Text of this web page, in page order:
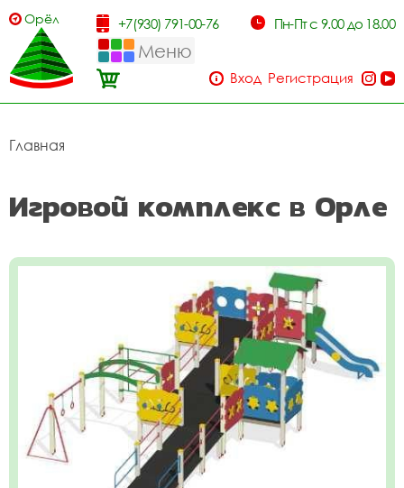
Орёл +7(930) 791-00-76 Пн-Пт с 9.00 до 18.00
Меню
Вход Регистрация
Главная
Игровой комплекс в Орле